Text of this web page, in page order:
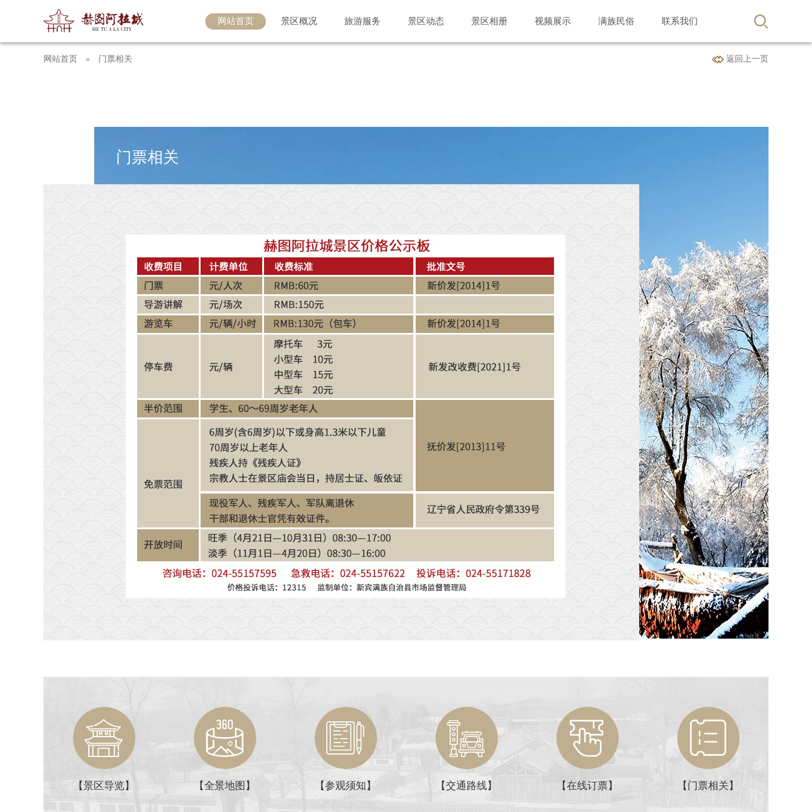
网站首页 景区概况 旅游服务 景区动态 景区相册 视频展示 满族民俗 联系我们
网站首页 » 门票相关 返回上一页
门票相关
【景区导览】 【全景地图】 【参观须知】 【交通路线】 【在线订票】 【门票相关】